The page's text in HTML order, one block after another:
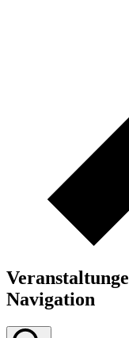
Navigation